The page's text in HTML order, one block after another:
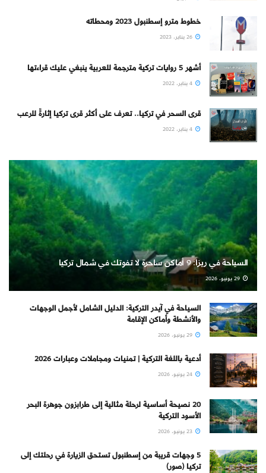
خطوط مترو إسطنبول 2023 ومحطاته
أشهر 5 روايات تركية مترجمة للعربية ينبغي عليك قراءتها
قرى السحر في تركيا.. تعرف على أكثر قرى تركيا إثارةً للرعب
السياحة في ريزا: 9 أماكن ساحرة لا تفوتك في شمال تركيا
السياحة في آيدر التركية: الدليل الشامل لأجمل الوجهات
والأنشطة وأماكن الإقامة
أدعية باللغة التركية | تمنيات ومجاملات وعبارات 2026
20 نصيحة أساسية لرحلة مثالية إلى طرابزون جوهرة البحر
الأسود التركية
5 وجهات قريبة من إسطنبول تستحق الزيارة في رحلتك إلى
تركيا (صور)